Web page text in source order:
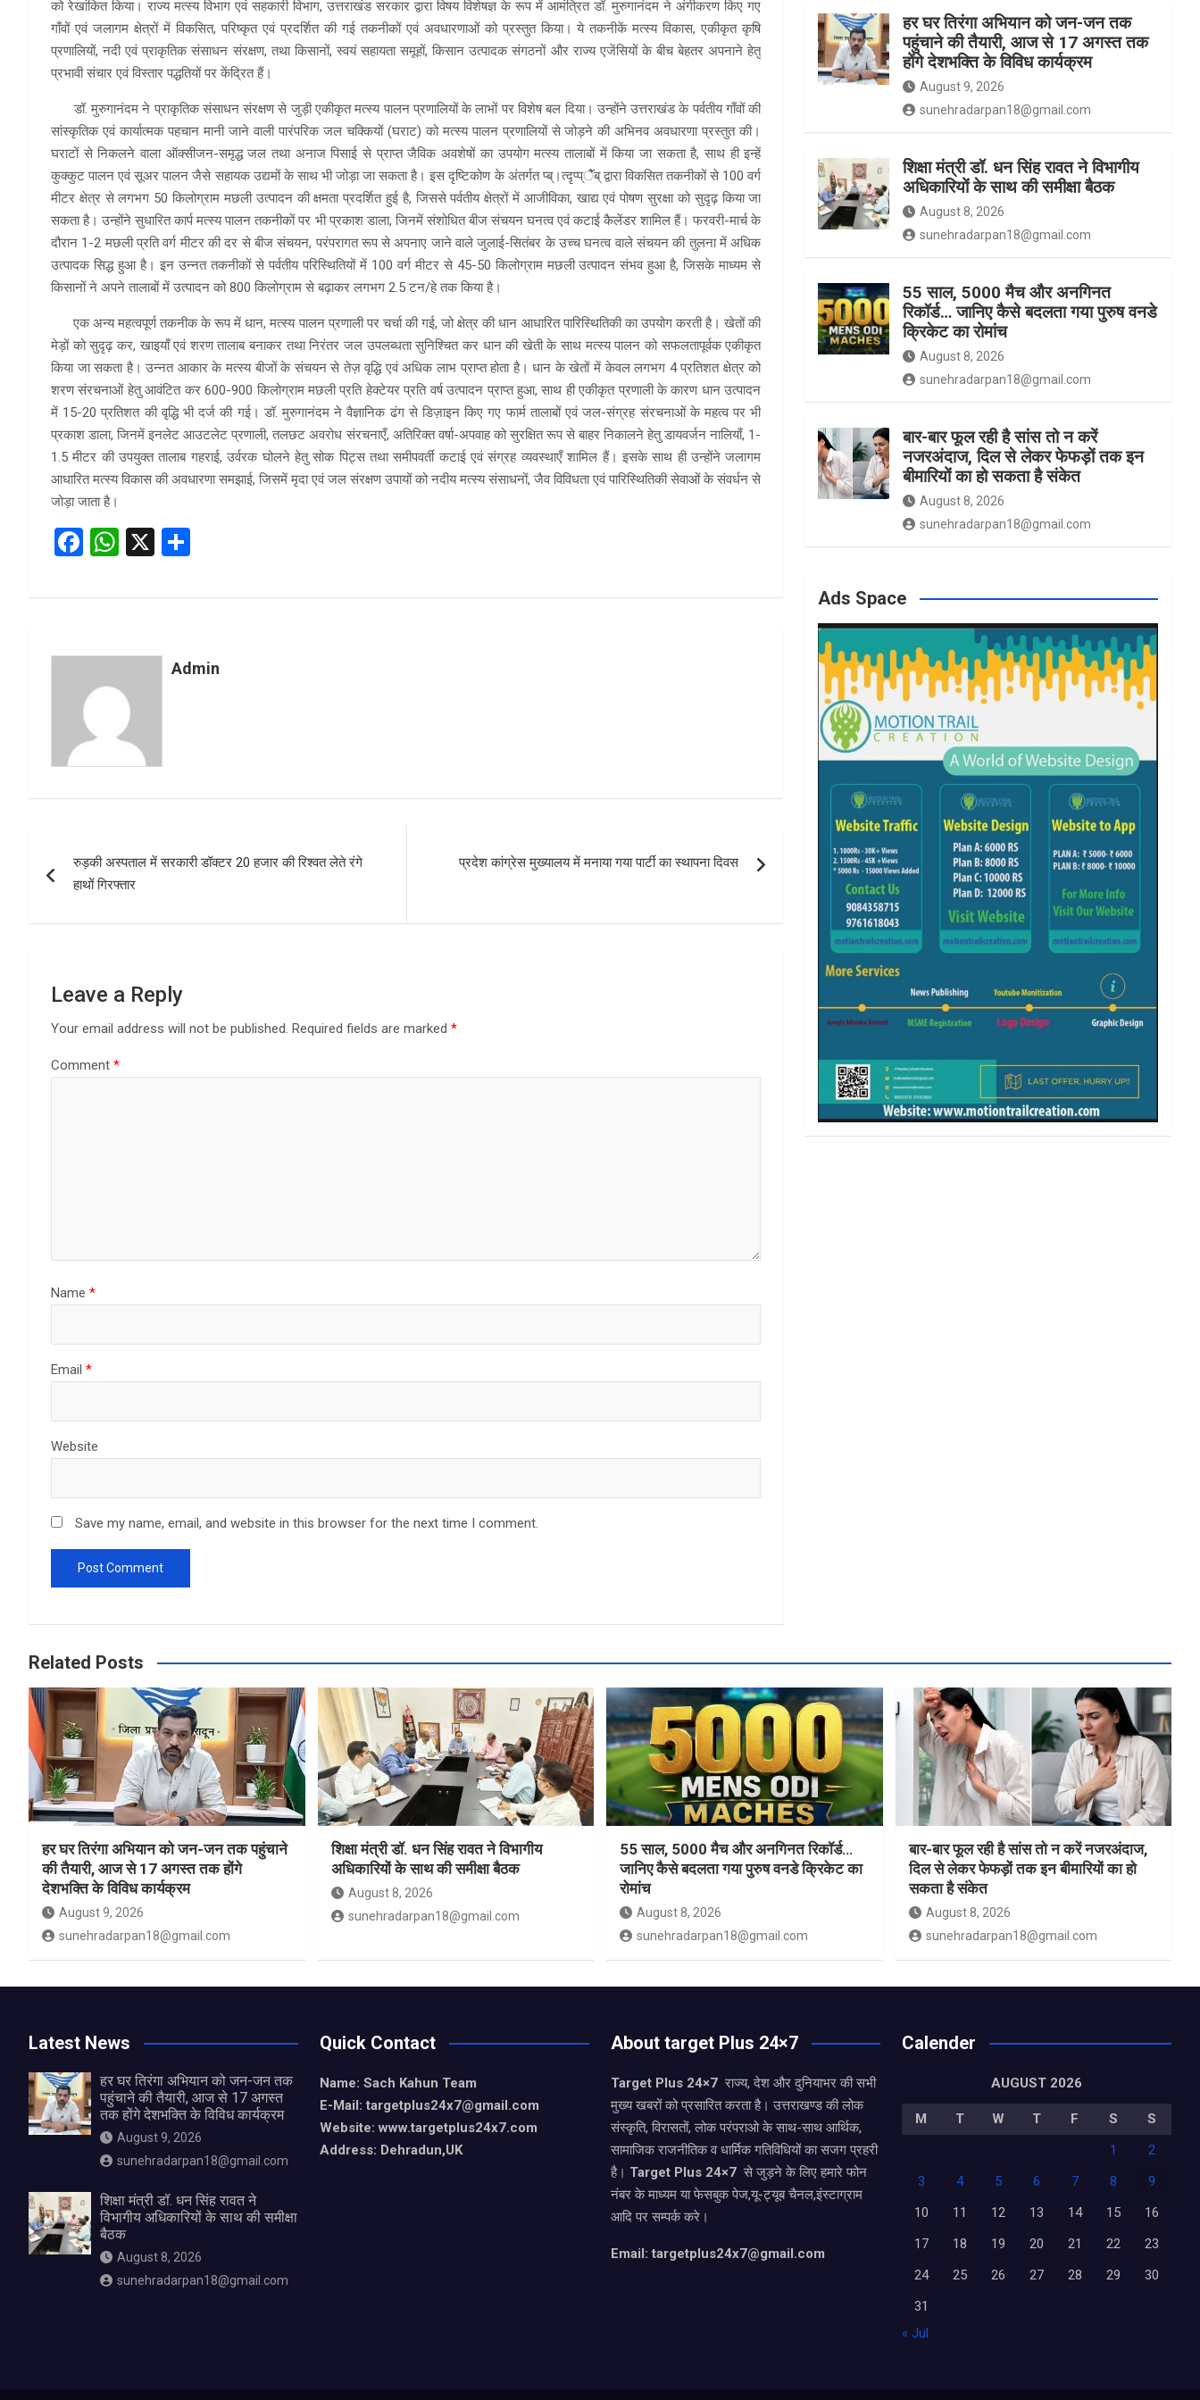
को रेखांकित किया। राज्य मत्स्य विभाग एवं सहकारी विभाग, उत्तराखंड सरकार द्वारा विषय विशेषज्ञ के रूप में आमंत्रित डॉ. मुरुगानंदम ने अंगीकरण किए गए
गाँवों एवं जलागम क्षेत्रों में विकसित, परिष्कृत एवं प्रदर्शित की गई तकनीकों एवं अवधारणाओं को प्रस्तुत किया। ये तकनीकें मत्स्य विकास, एकीकृत कृषि
प्रणालियों, नदी एवं प्राकृतिक संसाधन संरक्षण, तथा किसानों, स्वयं सहायता समूहों, किसान उत्पादक संगठनों और राज्य एजेंसियों के बीच बेहतर अपनाने हेतु
प्रभावी संचार एवं विस्तार पद्धतियों पर केंद्रित हैं।
डॉ. मुरुगानंदम ने प्राकृतिक संसाधन संरक्षण से जुड़ी एकीकृत मत्स्य पालन प्रणालियों के लाभों पर विशेष बल दिया। उन्होंने उत्तराखंड के पर्वतीय गाँवों की
सांस्कृतिक एवं कार्यात्मक पहचान मानी जाने वाली पारंपरिक जल चक्कियों (घराट) को मत्स्य पालन प्रणालियों से जोड़ने की अभिनव अवधारणा प्रस्तुत की।
घराटों से निकलने वाला ऑक्सीजन-समृद्ध जल तथा अनाज पिसाई से प्राप्त जैविक अवशेषों का उपयोग मत्स्य तालाबों में किया जा सकता है, साथ ही इन्हें
कुक्कुट पालन एवं सूअर पालन जैसे सहायक उद्यमों के साथ भी जोड़ा जा सकता है। इस दृष्टिकोण के अंतर्गत प्ब्।त्दृप्प्ैॅब् द्वारा विकसित तकनीकों से 100 वर्ग
मीटर क्षेत्र से लगभग 50 किलोग्राम मछली उत्पादन की क्षमता प्रदर्शित हुई है, जिससे पर्वतीय क्षेत्रों में आजीविका, खाद्य एवं पोषण सुरक्षा को सुदृढ़ किया जा
सकता है। उन्होंने सुधारित कार्प मत्स्य पालन तकनीकों पर भी प्रकाश डाला, जिनमें संशोधित बीज संचयन घनत्व एवं कटाई कैलेंडर शामिल हैं। फरवरी-मार्च के
दौरान 1-2 मछली प्रति वर्ग मीटर की दर से बीज संचयन, परंपरागत रूप से अपनाए जाने वाले जुलाई-सितंबर के उच्च घनत्व वाले संचयन की तुलना में अधिक
उत्पादक सिद्ध हुआ है। इन उन्नत तकनीकों से पर्वतीय परिस्थितियों में 100 वर्ग मीटर से 45-50 किलोग्राम मछली उत्पादन संभव हुआ है, जिसके माध्यम से
किसानों ने अपने तालाबों में उत्पादन को 800 किलोग्राम से बढ़ाकर लगभग 2.5 टन/हे तक किया है।
एक अन्य महत्वपूर्ण तकनीक के रूप में धान, मत्स्य पालन प्रणाली पर चर्चा की गई, जो क्षेत्र की धान आधारित पारिस्थितिकी का उपयोग करती है। खेतों की
मेड़ों को सुदृढ़ कर, खाइयाँ एवं शरण तालाब बनाकर तथा निरंतर जल उपलब्धता सुनिश्चित कर धान की खेती के साथ मत्स्य पालन को सफलतापूर्वक एकीकृत
किया जा सकता है। उन्नत आकार के मत्स्य बीजों के संचयन से तेज़ वृद्धि एवं अधिक लाभ प्राप्त होता है। धान के खेतों में केवल लगभग 4 प्रतिशत क्षेत्र को
शरण संरचनाओं हेतु आवंटित कर 600-900 किलोग्राम मछली प्रति हेक्टेयर प्रति वर्ष उत्पादन प्राप्त हुआ, साथ ही एकीकृत प्रणाली के कारण धान उत्पादन
में 15-20 प्रतिशत की वृद्धि भी दर्ज की गई। डॉ. मुरुगानंदम ने वैज्ञानिक ढंग से डिज़ाइन किए गए फार्म तालाबों एवं जल-संग्रह संरचनाओं के महत्व पर भी
प्रकाश डाला, जिनमें इनलेट आउटलेट प्रणाली, तलछट अवरोध संरचनाएँ, अतिरिक्त वर्षा-अपवाह को सुरक्षित रूप से बाहर निकालने हेतु डायवर्जन नालियाँ, 1-
1.5 मीटर की उपयुक्त तालाब गहराई, उर्वरक घोलने हेतु सोक पिट्स तथा समीपवर्ती कटाई एवं संग्रह व्यवस्थाएँ शामिल हैं। इसके साथ ही उन्होंने जलागम
आधारित मत्स्य विकास की अवधारणा समझाई, जिसमें मृदा एवं जल संरक्षण उपायों को नदीय मत्स्य संसाधनों, जैव विविधता एवं पारिस्थितिकी सेवाओं के संवर्धन से
जोड़ा जाता है।
F
ce
o
o
k
W
at
A
p
p
X
ar
Admin
navigation
रुड़की अस्पताल में सरकारी डॉक्टर 20 हजार की रिश्वत लेते रंगे
हाथों गिरफ्तार
प्रदेश कांग्रेस मुख्यालय में मनाया गया पार्टी का स्थापना दिवस
Leave a Reply
Your email address will not be published. Required fields are marked *
Comment *
Name *
Email *
Website
Save my name, email, and website in this browser for the next time I comment.
k a
m
हर घर तिरंगा अभियान को जन-जन तक
पहुंचाने की तैयारी, आज से 17 अगस्त तक
होंगे देशभक्ति के विविध कार्यक्रम
August 9, 2026
sunehradarpan18@gmail.com
शिक्षा मंत्री डॉ. धन सिंह रावत ने विभागीय
अधिकारियों के साथ की समीक्षा बैठक
August 8, 2026
sunehradarpan18@gmail.com
55 साल, 5000 मैच और अनगिनत
रिकॉर्ड… जानिए कैसे बदलता गया पुरुष वनडे
क्रिकेट का रोमांच
August 8, 2026
sunehradarpan18@gmail.com
बार-बार फूल रही है सांस तो न करें
नजरअंदाज, दिल से लेकर फेफड़ों तक इन
बीमारियों का हो सकता है संकेत
August 8, 2026
sunehradarpan18@gmail.com
Ads Space
Related Posts
हर घर तिरंगा अभियान को जन-जन तक पहुंचाने
की तैयारी, आज से 17 अगस्त तक होंगे
देशभक्ति के विविध कार्यक्रम
August 9, 2026
sunehradarpan18@gmail.com
शिक्षा मंत्री डॉ. धन सिंह रावत ने विभागीय
अधिकारियों के साथ की समीक्षा बैठक
August 8, 2026
sunehradarpan18@gmail.com
55 साल, 5000 मैच और अनगिनत रिकॉर्ड…
जानिए कैसे बदलता गया पुरुष वनडे क्रिकेट का
रोमांच
August 8, 2026
sunehradarpan18@gmail.com
बार-बार फूल रही है सांस तो न करें नजरअंदाज,
दिल से लेकर फेफड़ों तक इन बीमारियों का हो
सकता है संकेत
August 8, 2026
sunehradarpan18@gmail.com
Latest News
हर घर तिरंगा अभियान को जन-जन तक
पहुंचाने की तैयारी, आज से 17 अगस्त
तक होंगे देशभक्ति के विविध कार्यक्रम
August 9, 2026
sunehradarpan18@gmail.com
शिक्षा मंत्री डॉ. धन सिंह रावत ने
विभागीय अधिकारियों के साथ की समीक्षा
बैठक
August 8, 2026
sunehradarpan18@gmail.com
Quick Contact
Name: Sach Kahun Team
E-Mail: targetplus24x7@gmail.com
Website: www.targetplus24x7.com
Address: Dehradun,UK
About target Plus 24×7
Target Plus 24×7 राज्य, देश और दुनियाभर की सभी
मुख्य खबरों को प्रसारित करता है। उत्तराखण्ड की लोक
संस्कृति, विरासतों, लोक परंपराओ के साथ-साथ आर्थिक,
सामाजिक राजनीतिक व धार्मिक गतिविधियों का सजग प्रहरी
है। Target Plus 24×7 से जुड़ने के लिए हमारे फोन
नंबर के माध्यम या फेसबुक पेज,यू-ट्यूब चैनल,इंस्टाग्राम
आदि पर सम्पर्क करे।
Email: targetplus24x7@gmail.com
Calender
AUGUST 2026
M T W T F S
S
1
2
3
4 5 6 7 8
9
10
11 12 13 14 15
16
17
18 19 20 21 22
23
24
25 26 27 28 29
30
31
« Jul